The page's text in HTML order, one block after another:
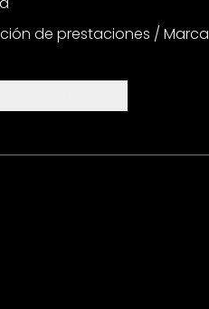
de prestaciones / Marca